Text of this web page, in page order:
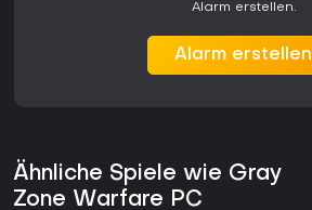
Alarm erstellen.
Alarm erstellen
Ähnliche Spiele wie Gray
Zone Warfare PC